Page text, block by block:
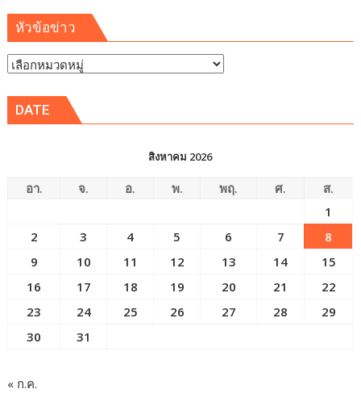
หัวข้อข่าว
หัวข้อ
DATE
สิงหาคม 2026
อา. จ. อ. พ. พฤ. ศ.
ส.
1
2
3 4 5 6 7
8
9
10 11 12 13 14
15
16
17 18 19 20 21
22
23
24 25 26 27 28
29
30
31
« ก.ค.